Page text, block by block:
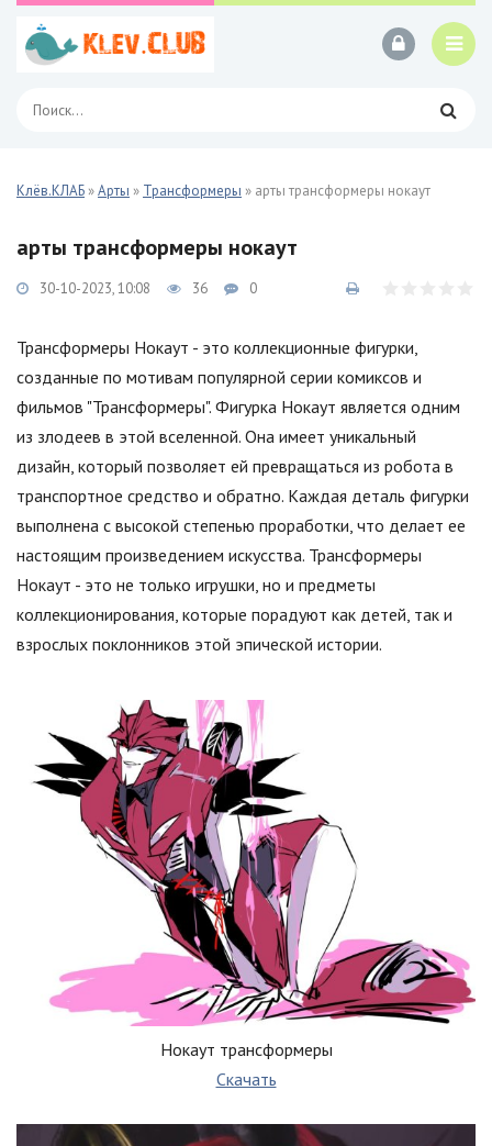
Клёв.КЛАБ »Арты » Трансформеры » арты трансформеры нокаут
арты трансформеры нокаут
30-10-2023, 10:08 36 0
Трансформеры Нокаут - это коллекционные фигурки,
созданные по мотивам популярной серии комиксов и
фильмов "Трансформеры". Фигурка Нокаут является одним
из злодеев в этой вселенной. Она имеет уникальный
дизайн, который позволяет ей превращаться из робота в
транспортное средство и обратно. Каждая деталь фигурки
выполнена с высокой степенью проработки, что делает ее
настоящим произведением искусства. Трансформеры
Нокаут - это не только игрушки, но и предметы
коллекционирования, которые порадуют как детей, так и
взрослых поклонников этой эпической истории.
Нокаут трансформеры
Скачать